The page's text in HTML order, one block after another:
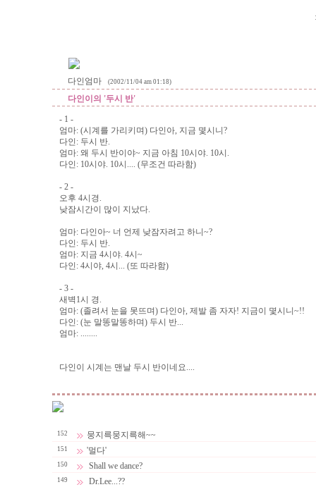
다인엄마 (2002/11/04 am 01:18)
다인이의 '두시 반'
- 1 -
엄마: (시계를 가리키며) 다인아, 지금 몇시니?
다인: 두시 반.
엄마: 왜 두시 반이야~ 지금 아침 10시야. 10시.
다인: 10시야. 10시.... (무조건 따라함)
- 2 -
오후 4시경.
낮잠시간이 많이 지났다.
엄마: 다인아~ 너 언제 낮잠자려고 하니~?
다인: 두시 반.
엄마: 지금 4시야. 4시~
다인: 4시야, 4시... (또 따라함)
- 3 -
새벽1시 경.
엄마: (졸려서 눈을 못뜨며) 다인아, 제발 좀 자자! 지금이 몇시니~!!
다인: (눈 말똥말똥하며) 두시 반...
엄마: ........
다인이 시계는 맨날 두시 반이네요....
152 뭉지륵뭉지륵해~~
151 '멀다'
150 Shall we dance?
149 Dr.Lee...??